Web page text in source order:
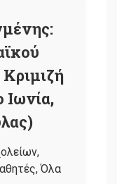
Ιωνία,
,
,Όλα